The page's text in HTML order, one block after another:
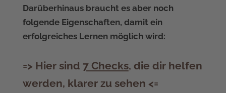
Darüberhinaus braucht es aber noch
folgende Eigenschaften, damit ein
erfolgreiches Lernen möglich wird:
=> Hier sind 7 Checks, die dir helfen
werden, klarer zu sehen <=